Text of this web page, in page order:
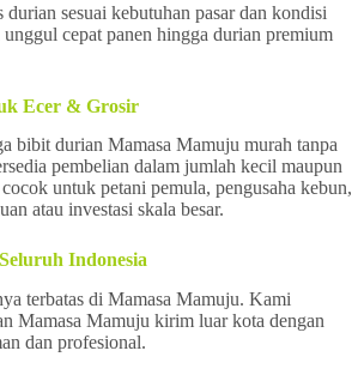
sesuai kebutuhan pasar dan kondisi
cepat panen hingga durian premium
Ecer & Grosir
bibit durian Mamasa Mamuju murah tanpa
pembelian dalam jumlah kecil maupun
untuk petani pemula, pengusaha kebun,
atau investasi skala besar.
Indonesia
terbatas di Mamasa Mamuju. Kami
Mamasa Mamuju kirim luar kota dengan
dan profesional.